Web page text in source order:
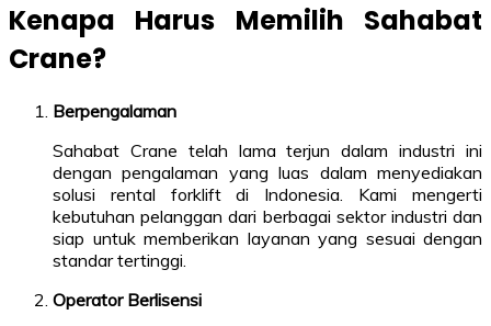
Kenapa Harus Memilih Sahabat
Crane?
Berpengalaman
Sahabat Crane telah lama terjun dalam industri ini
dengan pengalaman yang luas dalam menyediakan
solusi rental forklift di Indonesia. Kami mengerti
kebutuhan pelanggan dari berbagai sektor industri dan
siap untuk memberikan layanan yang sesuai dengan
standar tertinggi.
Operator Berlisensi